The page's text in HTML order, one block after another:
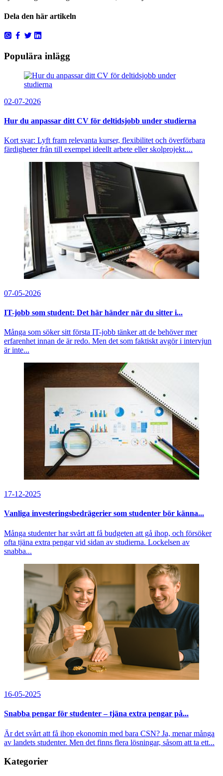
Dela den här artikeln
Populära inlägg
02-07-2026
Hur du anpassar ditt CV för deltidsjobb under studierna
Kort svar: Lyft fram relevanta kurser, flexibilitet och överförbara
färdigheter från till exempel ideellt arbete eller skolprojekt....
07-05-2026
IT-jobb som student: Det här händer när du sitter i...
Många som söker sitt första IT-jobb tänker att de behöver mer
erfarenhet innan de är redo. Men det som faktiskt avgör i intervjun
är inte...
17-12-2025
Vanliga investeringsbedrägerier som studenter bör känna...
Många studenter har svårt att få budgeten att gå ihop, och försöker
ofta tjäna extra pengar vid sidan av studierna. Lockelsen av
snabba...
16-05-2025
Snabba pengar för studenter – tjäna extra pengar på...
Är det svårt att få ihop ekonomin med bara CSN? Ja, menar många
av landets studenter. Men det finns flera lösningar, såsom att ta ett...
Kategorier